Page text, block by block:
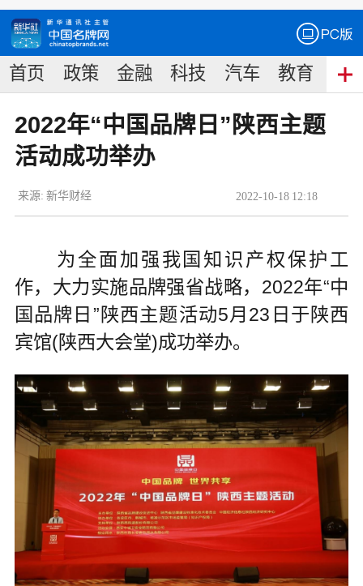
首页 政策 金融 科技 汽车 教育 食
2022年“中国品牌日”陕西主题
活动成功举办
2022-10-18 12:18
来源: 新华财经
为全面加强我国知识产权保护工
作，大力实施品牌强省战略，2022年“中
国品牌日”陕西主题活动5月23日于陕西
宾馆(陕西大会堂)成功举办。